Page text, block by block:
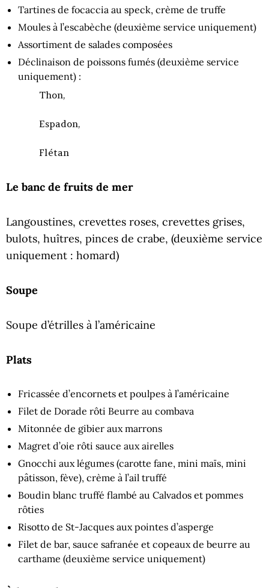
Tartines de focaccia au speck, crème de truffe
Moules à l’escabèche (deuxième service uniquement)
Assortiment de salades composées
Déclinaison de poissons fumés (deuxième service
uniquement) :
Thon,
Espadon,
Flétan
Le banc de fruits de mer
Langoustines, crevettes roses, crevettes grises,
bulots, huîtres, pinces de crabe, (deuxième service
uniquement : homard)
Soupe
Soupe d’étrilles à l’américaine
Plats
Fricassée d’encornets et poulpes à l’américaine
Filet de Dorade rôti Beurre au combava
Mitonnée de gibier aux marrons
Magret d’oie rôti sauce aux airelles
Gnocchi aux légumes (carotte fane, mini maïs, mini
pâtisson, fève), crème à l’ail truffé
Boudin blanc truffé flambé au Calvados et pommes
rôties
Risotto de St-Jacques aux pointes d’asperge
Filet de bar, sauce safranée et copeaux de beurre au
carthame (deuxième service uniquement)